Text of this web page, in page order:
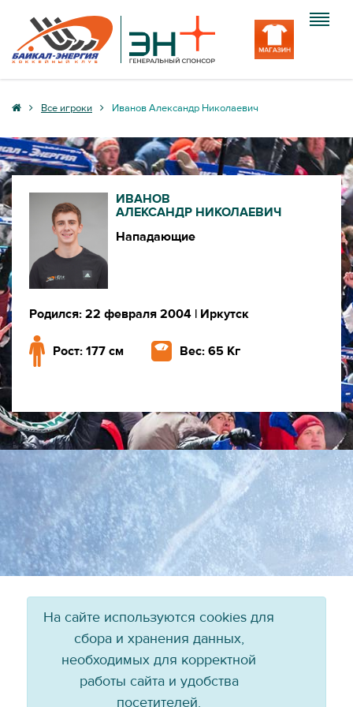
Клуб
Команда
Болельщику
Все игроки Иванов Александр Николаевич
ИВАНОВ
АЛЕКСАНДР НИКОЛАЕВИЧ
Нападающие
Родился: 22 февраля 2004 | Иркутск
Рост: 177 см Вес: 65 Кг
На сайте используются cookies для
сбора и хранения данных,
необходимых для корректной
работы сайта и удобства
посетителей.